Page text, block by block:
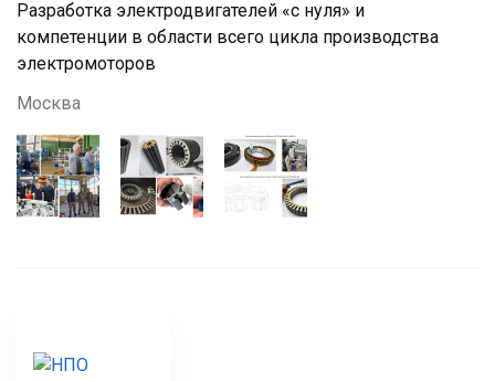
Разработка электродвигателей «с нуля» и
компетенции в области всего цикла производства
электромоторов
Москва